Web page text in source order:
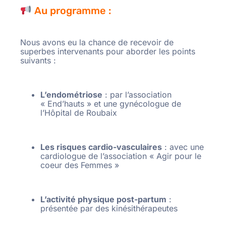
Au programme :
Nous avons eu la chance de recevoir de
superbes intervenants pour aborder les points
suivants :
L’endométriose : par l’association
« End’hauts » et une gynécologue de
l’Hôpital de Roubaix
Les risques cardio-vasculaires : avec une
cardiologue de l’association « Agir pour le
coeur des Femmes »
L’activité physique post-partum :
présentée par des kinésithérapeutes